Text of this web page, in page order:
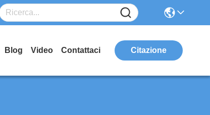
Blog Video Contattaci Citazione